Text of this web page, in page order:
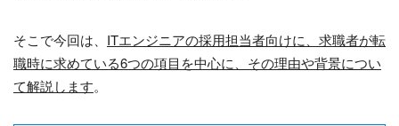
そこで今回は、 ITエンジニアの採用担当者向けに、求職者が転
職時に求めている6つの項目を中心に、その理由や背景につい
て解説します。